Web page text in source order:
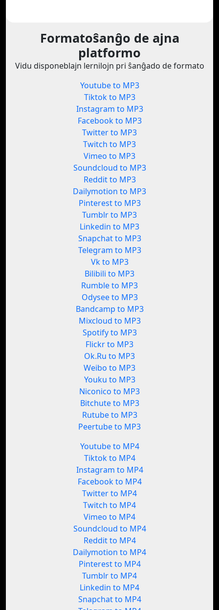
Formatoŝanĝo de ajna
platformo
Vidu disponeblajn lernilojn pri ŝanĝado de formato
Youtube to MP3
Tiktok to MP3
Instagram to MP3
Facebook to MP3
Twitter to MP3
Twitch to MP3
Vimeo to MP3
Soundcloud to MP3
Reddit to MP3
Dailymotion to MP3
Pinterest to MP3
Tumblr to MP3
Linkedin to MP3
Snapchat to MP3
Telegram to MP3
Vk to MP3
Bilibili to MP3
Rumble to MP3
Odysee to MP3
Bandcamp to MP3
Mixcloud to MP3
Spotify to MP3
Flickr to MP3
Ok.Ru to MP3
Weibo to MP3
Youku to MP3
Niconico to MP3
Bitchute to MP3
Rutube to MP3
Peertube to MP3
Youtube to MP4
Tiktok to MP4
Instagram to MP4
Facebook to MP4
Twitter to MP4
Twitch to MP4
Vimeo to MP4
Soundcloud to MP4
Reddit to MP4
Dailymotion to MP4
Pinterest to MP4
Tumblr to MP4
Linkedin to MP4
Snapchat to MP4